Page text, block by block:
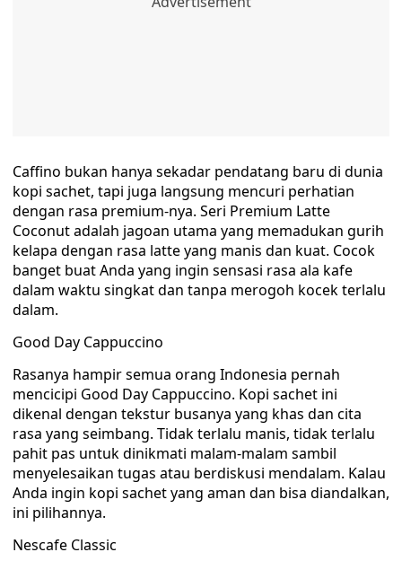
Caffino bukan hanya sekadar pendatang baru di dunia
kopi sachet, tapi juga langsung mencuri perhatian
dengan rasa premium-nya. Seri Premium Latte
Coconut adalah jagoan utama yang memadukan gurih
kelapa dengan rasa latte yang manis dan kuat. Cocok
banget buat Anda yang ingin sensasi rasa ala kafe
dalam waktu singkat dan tanpa merogoh kocek terlalu
dalam.
Good Day Cappuccino
Rasanya hampir semua orang Indonesia pernah
mencicipi Good Day Cappuccino. Kopi sachet ini
dikenal dengan tekstur busanya yang khas dan cita
rasa yang seimbang. Tidak terlalu manis, tidak terlalu
pahit pas untuk dinikmati malam-malam sambil
menyelesaikan tugas atau berdiskusi mendalam. Kalau
Anda ingin kopi sachet yang aman dan bisa diandalkan,
ini pilihannya.
Nescafe Classic